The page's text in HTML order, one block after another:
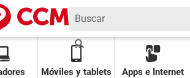
Móviles y tablets Apps e Internet